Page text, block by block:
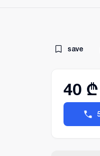
save
40 ₾